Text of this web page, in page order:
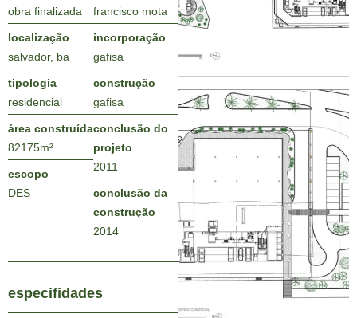
obra finalizada
localização
salvador, ba
tipologia
residencial
área construída
82175m²
escopo
DES
francisco mota
incorporação
gafisa
construção
gafisa
conclusão do
projeto
2011
conclusão da
construção
2014
especifidades